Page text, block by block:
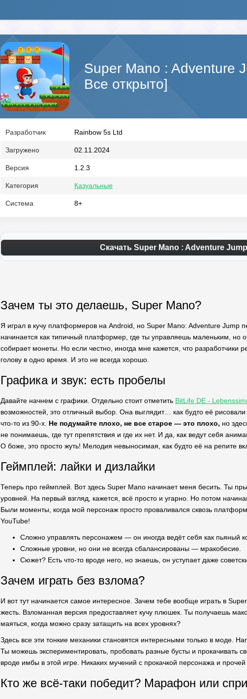
Super Mano : Adventure
Все открыто]
Разработчик Rainbow 5s Ltd
Загружено 02.11.2024
Версия 1.2.3
Категория Казуальные
Система 8+
Скачать Super Mano : Adventure
Зачем ты это делаешь, Super Mano?
Я играл в кучу платформеров на Android, но Super Mano: Adventure Jump
начинается как типичный платформер, где ты управляешь маленьким, но
собирает монеты. Но если честно, иногда мне кажется, что
голову в одно время. И это не всегда хорошо.
Графика и звук: есть пробелы
Давайте начнем с графики. Отдельно стоит отметить BitLife DE -
возможностей, это отличный выбор. Она выглядит… как будто её
что-то из 90-х. Не подумайте плохо, не все старое — это плохо, но
не понимаешь, где тут препятствия и где их нет. И да, как ведут себя
О боже, это просто жуть! Мелодия невыносимая, как будто её на репите
Геймплей: лайки и дизлайки
Теперь про геймплей. Вот здесь Super Mano начинает меня бесить. Ты
уровней. На первый взгляд, кажется, всё просто и угарно. Но потом
Были моменты, когда мой персонаж просто проваливался сквозь
YouTube!
Сложно управлять персонажем — он иногда ведёт себя как пьяный
Сложные уровни, но они не всегда сбалансированы — мракобесие.
Сюжет? Есть что-то вроде него, но знаешь, он уступает даже
Зачем играть без взлома?
И вот тут начинается самое интересное. Зачем тебе вообще играть в
жесть. Взломанная версия предоставляет кучу плюшек. Ты получаешь
маяться, когда можно сразу затащить на всех уровнях?
Здесь все эти тонкие механики становятся интересными только в моде.
Ты можешь экспериментировать, пробовать разные бусты и прокачивать
вроде имбы в этой игре. Никаких мучений с прокачкой персонажа и
Кто же всё-таки победит? Марафон или